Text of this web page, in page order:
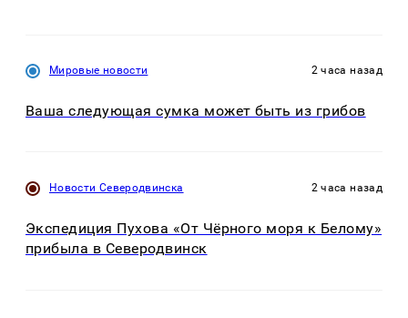
Мировые новости 2 часа назад
Ваша следующая сумка может быть из грибов
Новости Северодвинска 2 часа назад
Экспедиция Пухова «От Чёрного моря к Белому»
прибыла в Северодвинск